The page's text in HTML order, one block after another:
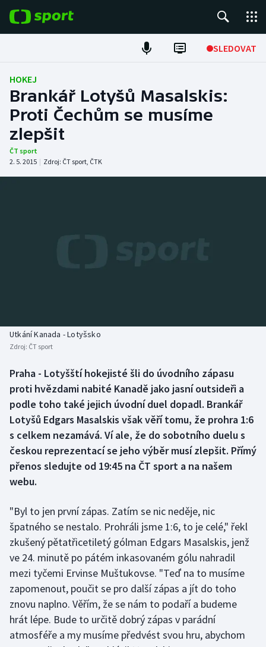
SLEDOVAT
Fotbal
Hokej
Tenis
Atletika
Biatlon
Box
Curling
Dostihy
Florbal
Golf
Gymnastika
Házená
Jezdectví
Aplikace ČT sport
HOKEJ
Brankář Lotyšů Masalskis:
Proti Čechům se musíme
zlepšit
ČT sport
2. 5. 2015 | Zdroj: ČT sport, ČTK
Utkání Kanada - Lotyšsko
Zdroj: ČT sport
Praha - Lotyšští hokejisté šli do úvodního zápasu
proti hvězdami nabité Kanadě jako jasní outsideři a
podle toho také jejich úvodní duel dopadl. Brankář
Lotyšů Edgars Masalskis však věří tomu, že prohra 1:6
s celkem nezamává. Ví ale, že do sobotního duelu s
českou reprezentací se jeho výběr musí zlepšit. Přímý
přenos sledujte od 19:45 na ČT sport a na našem
webu.
"Byl to jen první zápas. Zatím se nic neděje, nic
špatného se nestalo. Prohráli jsme 1:6, to je celé," řekl
zkušený pětatřicetiletý gólman Edgars Masalskis, jenž
ve 24. minutě po pátém inkasovaném gólu nahradil
mezi tyčemi Ervinse Muštukovse. "Teď na to musíme
zapomenout, poučit se pro další zápas a jít do toho
znovu naplno. Věřím, že se nám to podaří a budeme
hrát lépe. Bude to určitě dobrý zápas v parádní
atmosféře a my musíme předvést svou hru, abychom